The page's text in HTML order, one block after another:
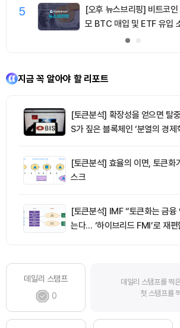
5
[오후 뉴스브리핑] 비트코
모 BTC 매입 및 ETF 유입
지금 꼭 알아야 할 리포트
[토큰분석] 확장성을 얻으면 탈
S가 짚은 블록체인 ‘분열의 경제
[토큰분석] 효율의 이면, 토큰화
스크
[토큰분석] IMF “토큰화는 금융
는다… ‘하이브리드 FMI’로 재편
데일리 스탬프
0
데일리 스탬프를 찍
첫 스탬프를